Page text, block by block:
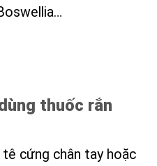
thuốc rắn
cứng chân tay hoặc